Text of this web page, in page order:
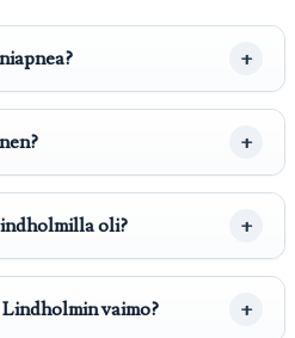
oli?
vaimo?